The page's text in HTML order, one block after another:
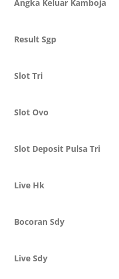
Angka Keluar Kamboja
Result Sgp
Slot Tri
Slot Ovo
Slot Deposit Pulsa Tri
Live Hk
Bocoran Sdy
Live Sdy